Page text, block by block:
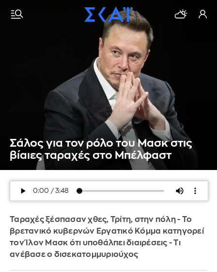
Σάλος για τον ρόλο του Μασκ στις
βίαιες ταραχές στο Μπέλφαστ
Ταραχές ξέσπασαν χθες, Τρίτη, στην πόλη - Το
βρετανικό κυβερνών Εργατικό Κόμμα κατηγορεί
τον Ίλον Μασκ ότι υποθάλπει διαιρέσεις - Τι
ανέβασε ο δισεκατομμυριούχος